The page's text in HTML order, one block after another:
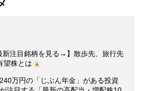
新注目銘柄を見る→】散歩先、旅行先
望株とは
万円の「じぶん年金」がある投資